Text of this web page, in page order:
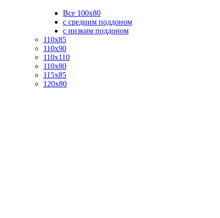
Все 100х80
с средним поддоном
с низким поддоном
110х85
110х90
110х110
110х80
115х85
120х80